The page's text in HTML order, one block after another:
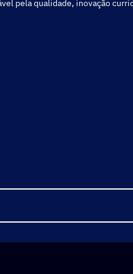
pela qualidade, inovação